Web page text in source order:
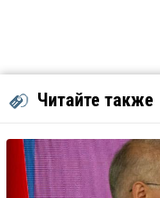
Читайте также